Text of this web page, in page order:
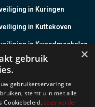
in Kuringen
in Kuttekoven
in Kwaadmechelen
in Lanaken
in Lauw
×
gebruik
gebruikerservaring te
stemt u in met alle
Cookiebeleid. Lees verder